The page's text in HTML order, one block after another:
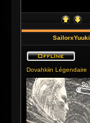
SailorxYuuki
Dovahkiin Légendaire